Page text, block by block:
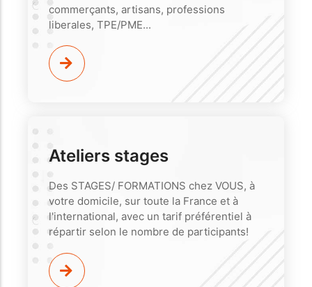
commerçants, artisans, professions
liberales, TPE/PME...
Ateliers stages
Des STAGES/ FORMATIONS chez VOUS, à
votre domicile, sur toute la France et à
l'international, avec un tarif préférentiel à
répartir selon le nombre de participants!